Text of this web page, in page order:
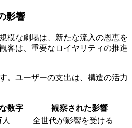
影響
模な劇場は、新たな流入の恩恵を
客は、重要なロイヤリティの推進
。ユーザーの支出は、構造の活力
数字
観察された影響
全世代が影響を受ける